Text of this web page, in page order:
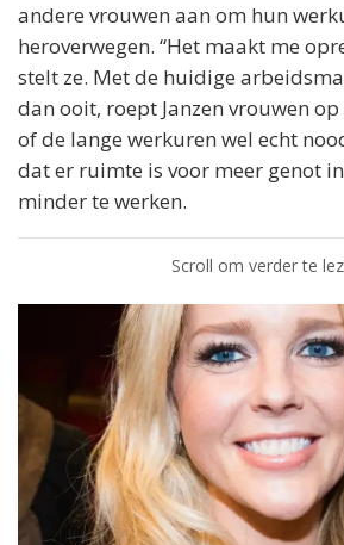
andere vrouwen aan om hun
heroverwegen. “Het maakt me
stelt ze. Met de huidige
dan ooit, roept Janzen vrouwen
of de lange werkuren wel echt
dat er ruimte is voor meer genot
minder te werken.
Scroll om verder te